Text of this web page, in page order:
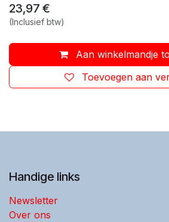
23,97 €
(Inclusief btw)
Aan winkelmandje
Toevoegen aan
Handige links
Newsletter
Over ons